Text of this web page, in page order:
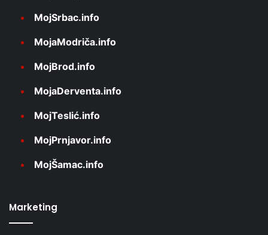
MojSrbac.info
MojaModriča.info
MojBrod.info
MojaDerventa.info
MojTeslić.info
MojPrnjavor.info
MojŠamac.info
Marketing